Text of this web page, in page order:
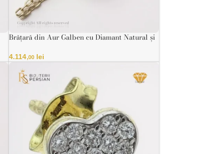
Brățară din Aur Galben cu Diamant Natural și
4.114,00 lei